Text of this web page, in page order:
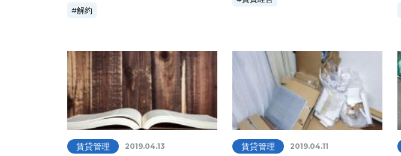
解約
賃貸管理 2019.04.13 賃貸管理 2019.04.11